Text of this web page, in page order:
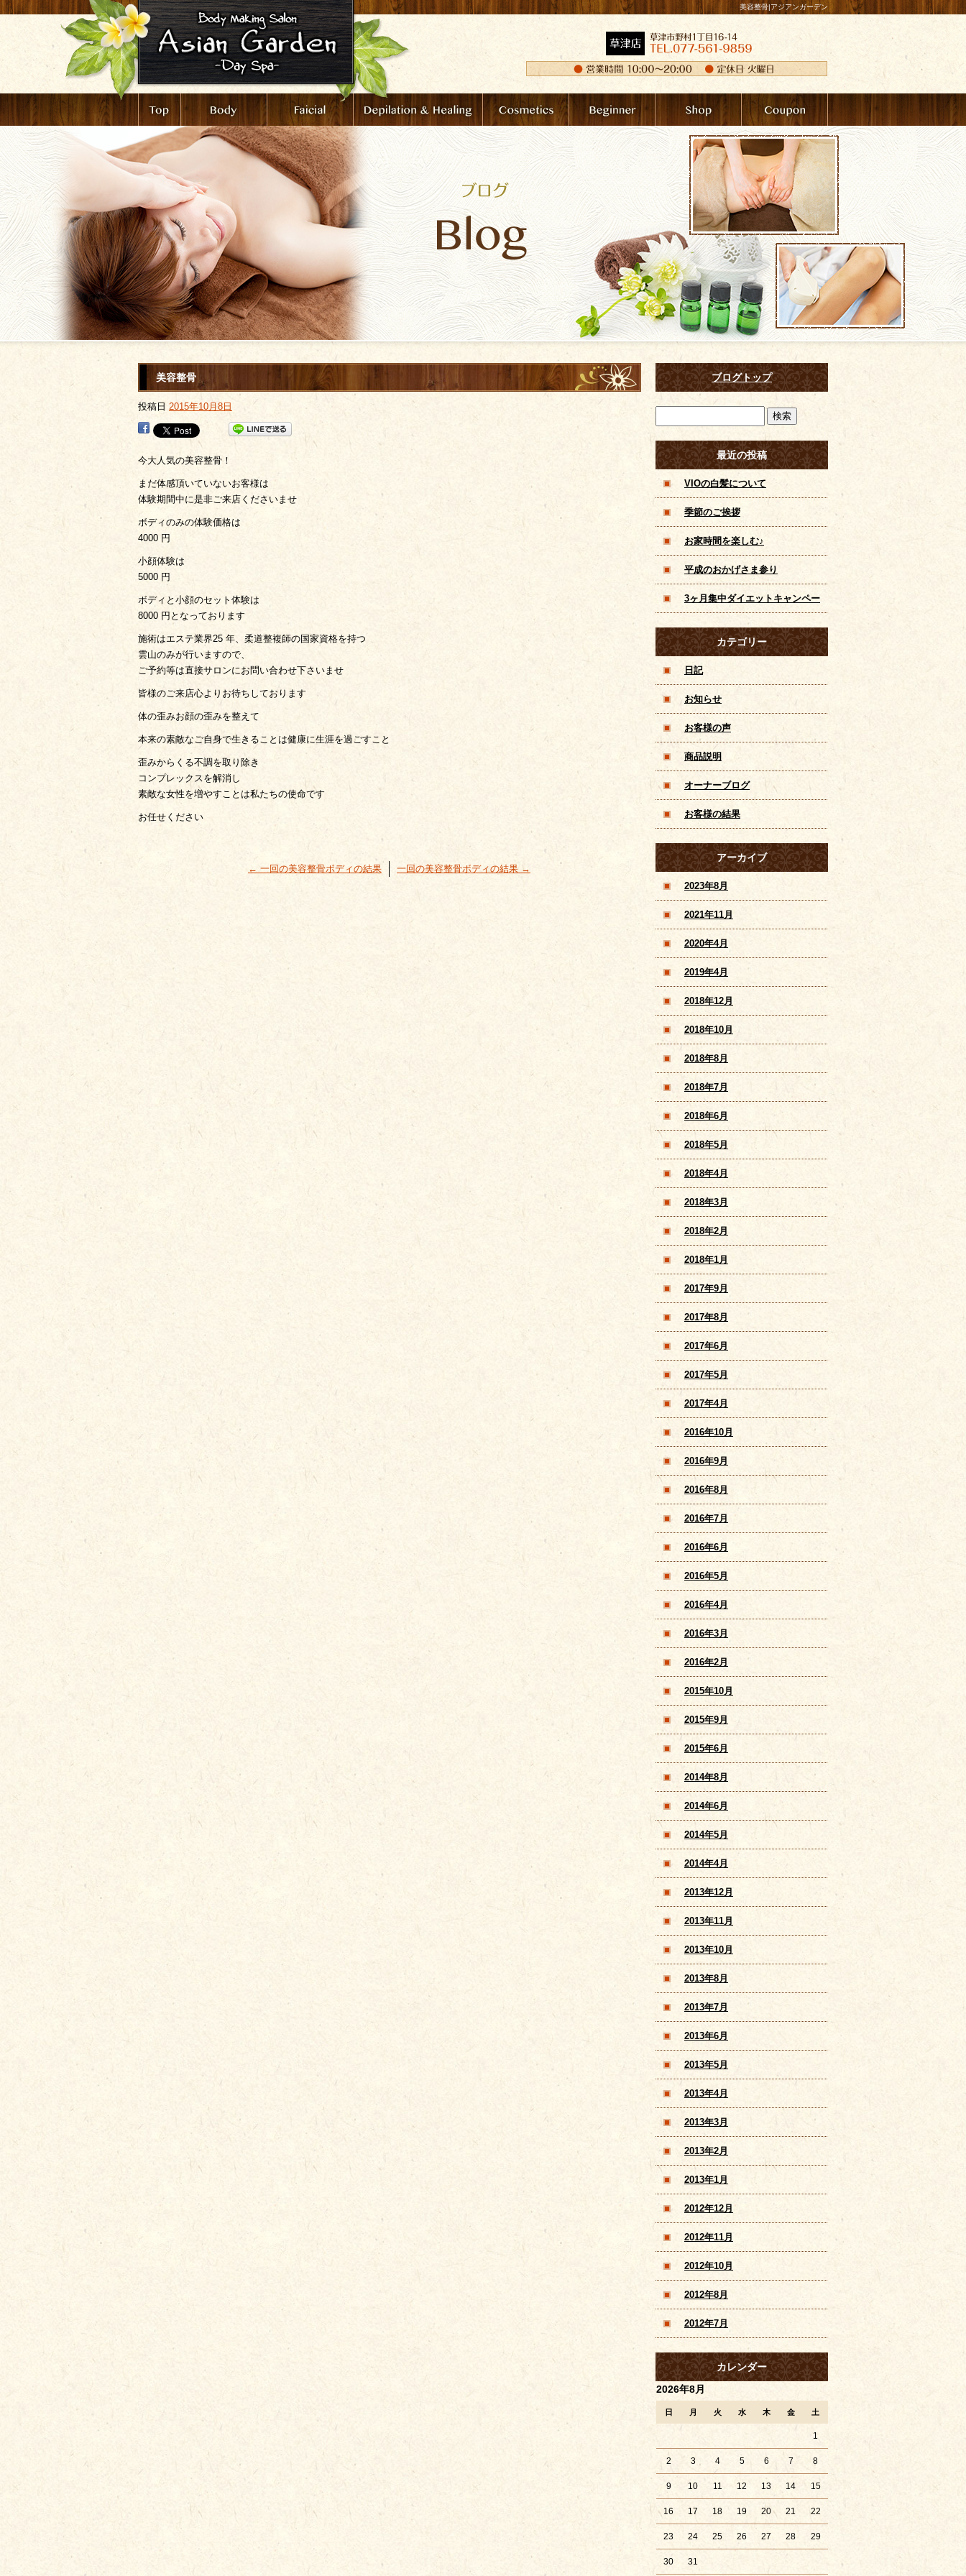
美容整骨|アジアンガーデン
美容整骨
投稿日 2015年10月8日
今大人気の美容整骨！
まだ体感頂いていないお客様は
体験期間中に是非ご来店くださいませ
ボディのみの体験価格は
4000 円
小顔体験は
5000 円
ボディと小顔のセット体験は
8000 円となっております
施術はエステ業界25 年、柔道整複師の国家資格を持つ
雲山のみが行いますので、
ご予約等は直接サロンにお問い合わせ下さいませ
皆様のご来店心よりお待ちしております
体の歪みお顔の歪みを整えて
本来の素敵なご自身で生きることは健康に生涯を過ごすこと
歪みからくる不調を取り除き
コンプレックスを解消し
素敵な女性を増やすことは私たちの使命です
お任せください
← 一回の美容整骨ボディの結果 一回の美容整骨ボディの結果 →
ブログトップ
最近の投稿
VIOの白髪について
季節のご挨拶
お家時間を楽しむ♪
平成のおかげさま参り
3ヶ月集中ダイエットキャンペー
ン！滋賀 草津 痩身 脱毛 美 顔 メ
ンズコースあり
カテゴリー
日記
お知らせ
お客様の声
商品説明
オーナーブログ
お客様の結果
アーカイブ
2023年8月
2021年11月
2020年4月
2019年4月
2018年12月
2018年10月
2018年8月
2018年7月
2018年6月
2018年5月
2018年4月
2018年3月
2018年2月
2018年1月
2017年9月
2017年8月
2017年6月
2017年5月
2017年4月
2016年10月
2016年9月
2016年8月
2016年7月
2016年6月
2016年5月
2016年4月
2016年3月
2016年2月
2015年10月
2015年9月
2015年6月
2014年8月
2014年6月
2014年5月
2014年4月
2013年12月
2013年11月
2013年10月
2013年8月
2013年7月
2013年6月
2013年5月
2013年4月
2013年3月
2013年2月
2013年1月
2012年12月
2012年11月
2012年10月
2012年8月
2012年7月
カレンダー
2026年8月
日 月 火 水 木 金 土
1
2 3 4 5 6 7 8
9 10 11 12 13 14 15
16 17 18 19 20 21 22
23 24 25 26 27 28 29
30 31